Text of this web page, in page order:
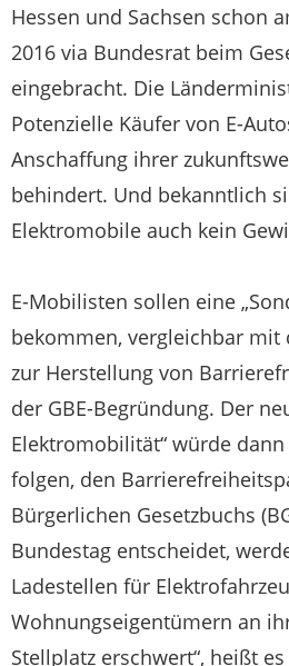
Hessen und Sachsen schon
2016 via Bundesrat beim
eingebracht. Die
Potenzielle Käufer von E-
Anschaffung ihrer
behindert. Und bekanntlich
Elektromobile auch kein
E-Mobilisten sollen eine
bekommen, vergleichbar mit
zur Herstellung von
der GBE-Begründung. Der
Elektromobilität“ würde
folgen, den
Bürgerlichen Gesetzbuchs
Bundestag entscheidet,
Ladestellen für
Wohnungseigentümern an
Stellplatz erschwert“, heißt